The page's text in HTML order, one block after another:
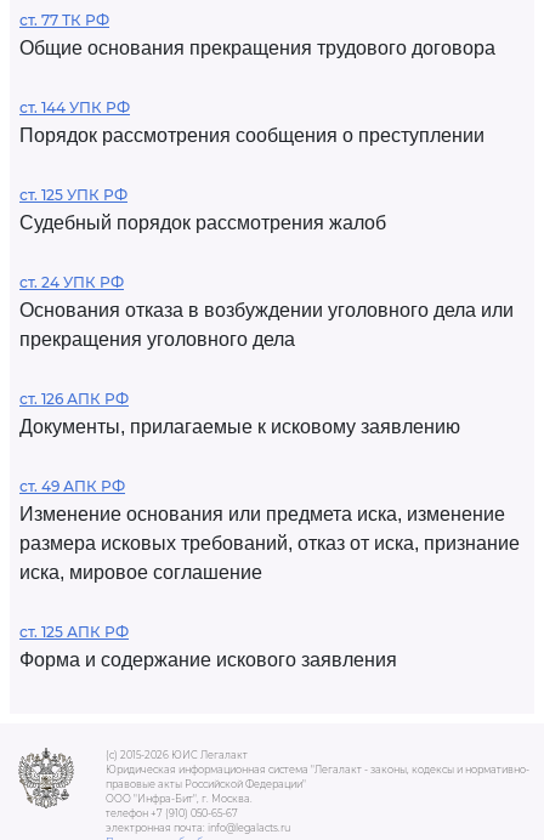
ст. 77 ТК РФ
Общие основания прекращения трудового договора
ст. 144 УПК РФ
Порядок рассмотрения сообщения о преступлении
ст. 125 УПК РФ
Судебный порядок рассмотрения жалоб
ст. 24 УПК РФ
Основания отказа в возбуждении уголовного дела или
прекращения уголовного дела
ст. 126 АПК РФ
Документы, прилагаемые к исковому заявлению
ст. 49 АПК РФ
Изменение основания или предмета иска, изменение
размера исковых требований, отказ от иска, признание
иска, мировое соглашение
ст. 125 АПК РФ
Форма и содержание искового заявления
(c) 2015-2026 ЮИС Легалакт
Юридическая информационная система "Легалакт - законы, кодексы и нормативно-
правовые акты Российской Федерации"
ООО "Инфра-Бит", г. Москва.
телефон +7 (910) 050-65-67
электронная почта: info@legalacts.ru